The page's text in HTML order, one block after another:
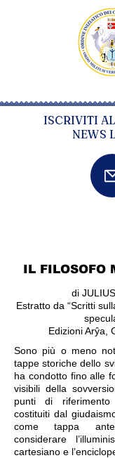
ISCRIVITI
NEWS
IL FILOSOFO
di
Estratto da “Scritti
Edizioni Arŷa,
Sono più o meno
tappe storiche dello
ha condotto fino alle
visibili della
punti di
costituiti dal
come tappa
considerare
cartesiano e